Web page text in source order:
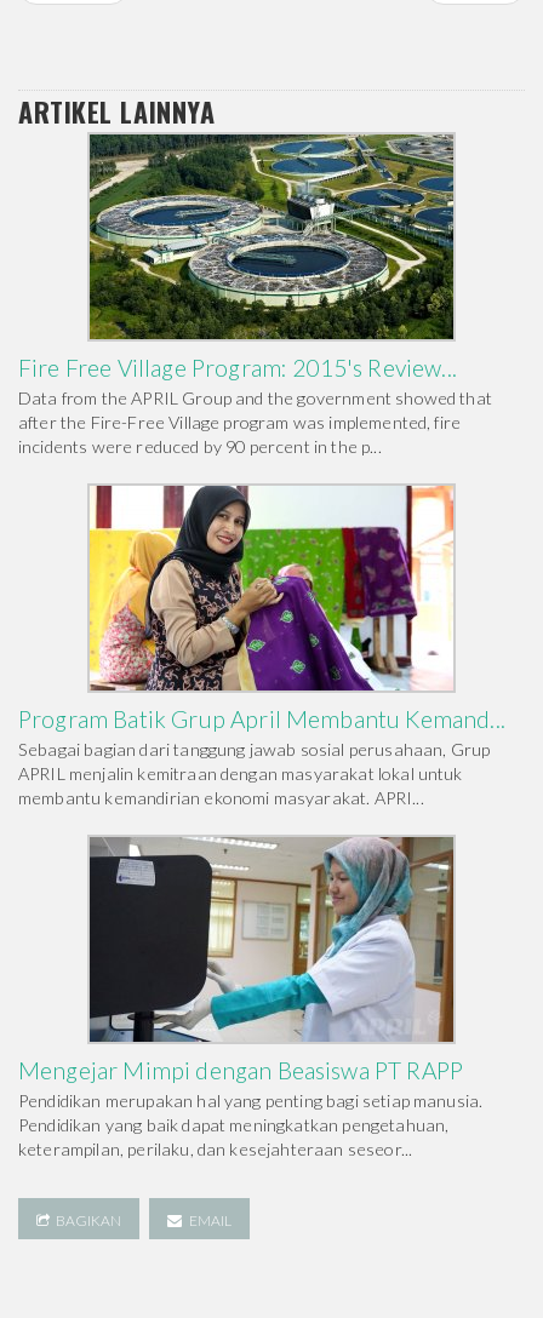
ARTIKEL LAINNYA
Fire Free Village Program: 2015's Review...
Data from the APRIL Group and the government showed that
after the Fire-Free Village program was implemented, fire
incidents were reduced by 90 percent in the p...
Program Batik Grup April Membantu Kemand...
Sebagai bagian dari tanggung jawab sosial perusahaan, Grup
APRIL menjalin kemitraan dengan masyarakat lokal untuk
membantu kemandirian ekonomi masyarakat. APRI...
Mengejar Mimpi dengan Beasiswa PT RAPP
Pendidikan merupakan hal yang penting bagi setiap manusia.
Pendidikan yang baik dapat meningkatkan pengetahuan,
keterampilan, perilaku, dan kesejahteraan seseor...
BAGIKAN EMAIL